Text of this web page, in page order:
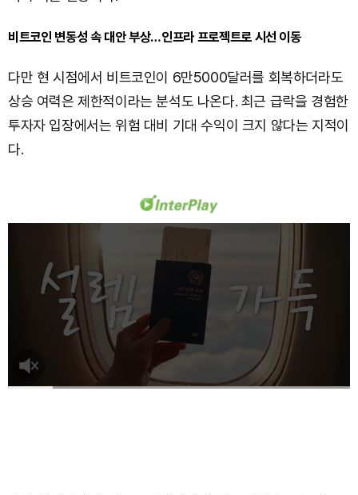
비트코인 변동성 속 대안 부상…인프라 프로젝트로 시선 이동
다만 현 시점에서 비트코인이 6만5000달러를 회복하더라도
상승 여력은 제한적이라는 분석도 나온다. 최근 급락을 경험한
투자자 입장에서는 위험 대비 기대 수익이 크지 않다는 지적이
다.